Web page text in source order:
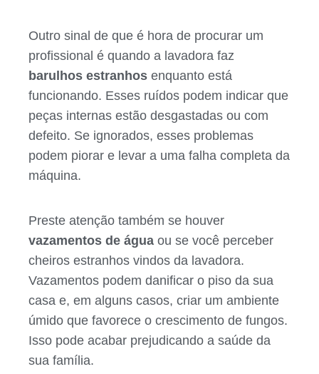
Outro sinal de que é hora de procurar um
profissional é quando a lavadora faz
barulhos estranhos enquanto está
funcionando. Esses ruídos podem indicar que
peças internas estão desgastadas ou com
defeito. Se ignorados, esses problemas
podem piorar e levar a uma falha completa da
máquina.
Preste atenção também se houver
vazamentos de água ou se você perceber
cheiros estranhos vindos da lavadora.
Vazamentos podem danificar o piso da sua
casa e, em alguns casos, criar um ambiente
úmido que favorece o crescimento de fungos.
Isso pode acabar prejudicando a saúde da
sua família.